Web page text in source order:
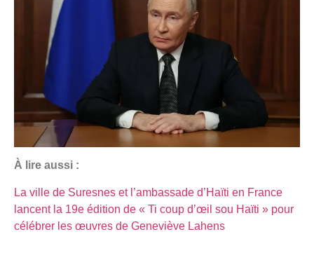
À lire aussi :
La ville de Suresnes et l’ambassade d’Haïti en France
lancent la 19e édition de « Ti coup d’œil sou Haïti » pour
célébrer les œuvres de Geneviève Lahens